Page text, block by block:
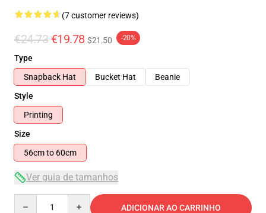
(7 customer reviews)
€24.73 €19.78 $21.50 -20%
Type
Snapback Hat
Bucket Hat
Beanie
Style
Printing
Size
56cm to 60cm
Ver guia de tamanhos
ADICIONAR AO CARRINHO